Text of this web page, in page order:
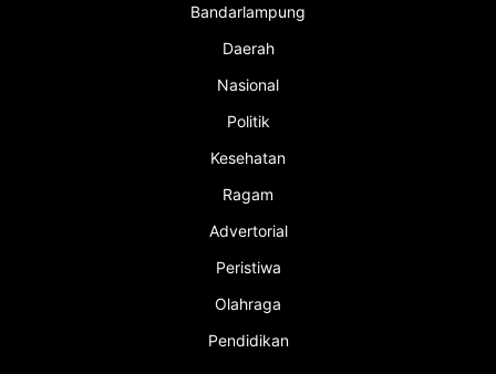
Bandarlampung
Daerah
Nasional
Politik
Kesehatan
Ragam
Advertorial
Peristiwa
Olahraga
Pendidikan